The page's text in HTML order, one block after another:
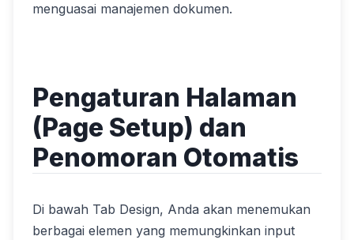
menguasai manajemen dokumen.
Pengaturan Halaman
(Page Setup) dan
Penomoran Otomatis
Di bawah Tab Design, Anda akan menemukan
berbagai elemen yang memungkinkan input